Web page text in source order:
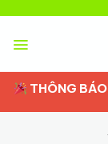
content
THÔNG BÁO: